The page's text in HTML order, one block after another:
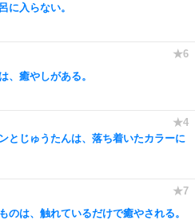
に入らない。
、癒やしがある。
とじゅうたんは、落ち着いたカラーに
のは、触れているだけで癒やされる。